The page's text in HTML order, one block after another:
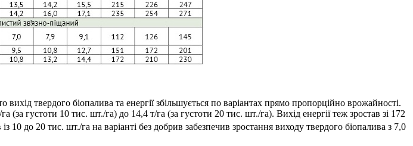
твердого біопалива та енергії збільшується по варіантах прямо пропорційно врожайності.
(за густоти 10 тис. шт./га) до 14,4 т/га (за густоти 20 тис. шт./га). Вихід енергії теж зростав зі 172
до 20 тис. шт./га на варіанті без добрив забезпечив зростання виходу твердого біопалива з 7,0